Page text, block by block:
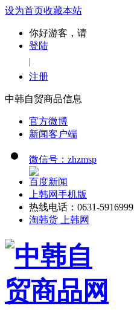
设为首页收藏本站
你好游客，请
登陆
|
注册
中韩自贸商品信息
官方微博
新闻客户端
微信号：zhzmsp
百度新闻
上韩网手机版
热线电话：0631-5916999
淘韩货 上韩网